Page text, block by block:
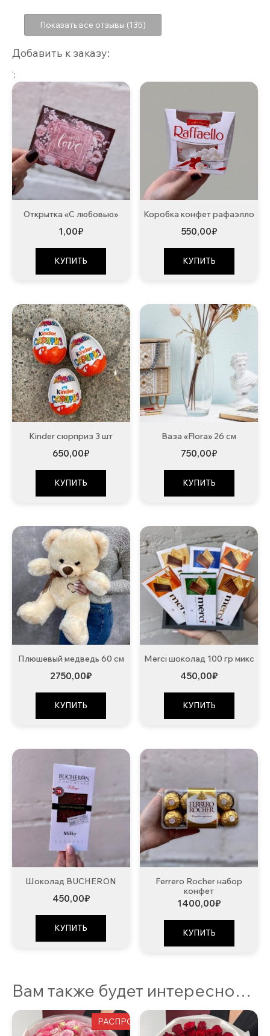
Показать все отзывы (135)
Добавить к заказу:
';
Открытка «С любовью»
1,00₽
КУПИТЬ
Коробка конфет рафаэлло
550,00₽
КУПИТЬ
Kinder сюрприз 3 шт
650,00₽
КУПИТЬ
Ваза «Flora» 26 см
750,00₽
КУПИТЬ
Плюшевый медведь 60 см
2750,00₽
КУПИТЬ
Merci шоколад 100 гр микс
450,00₽
КУПИТЬ
Шоколад BUCHERON
450,00₽
КУПИТЬ
Ferrero Rocher набор
конфет
1400,00₽
КУПИТЬ
Вам также будет интересно…
РАСПРОДАЖА!